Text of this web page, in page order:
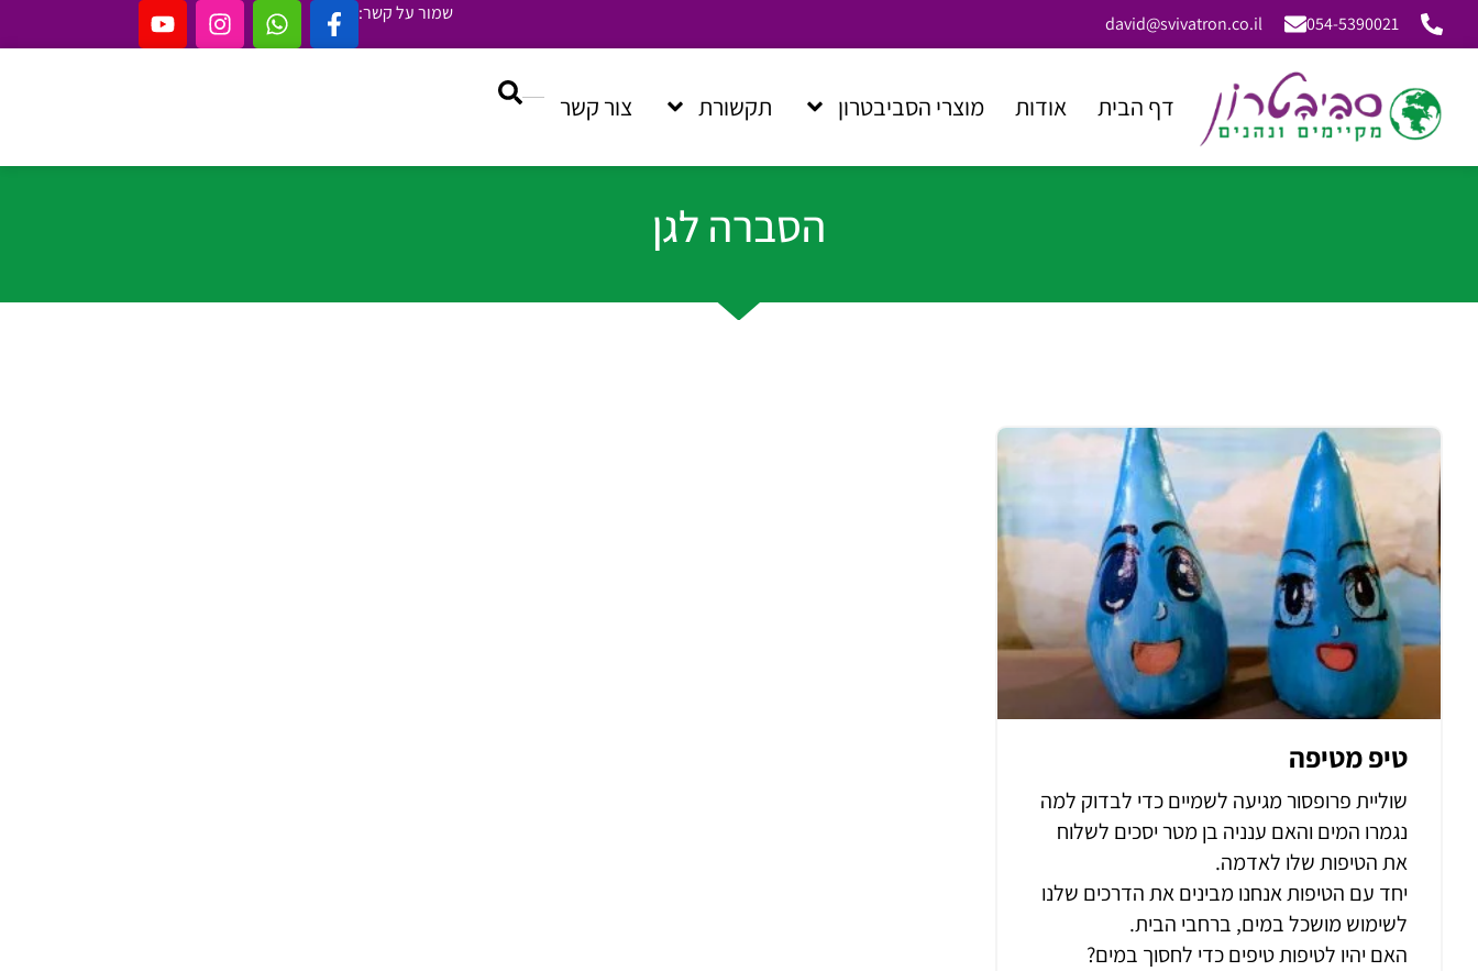
054-5390021
david@svivatron.co.il שמור על קשר:
דף הבית אודות מוצרי הסביבטרון תקשורת צור קשר
הסברה לגן
טיפ מטיפה
שוליית פרופסור מגיעה לשמיים כדי לבדוק למה
נגמרו המים והאם ענניה בן מטר יסכים לשלוח
את הטיפות שלו לאדמה.
יחד עם הטיפות אנחנו מבינים את הדרכים שלנו
לשימוש מושכל במים, ברחבי הבית.
האם יהיו לטיפות טיפים כדי לחסוך במים?